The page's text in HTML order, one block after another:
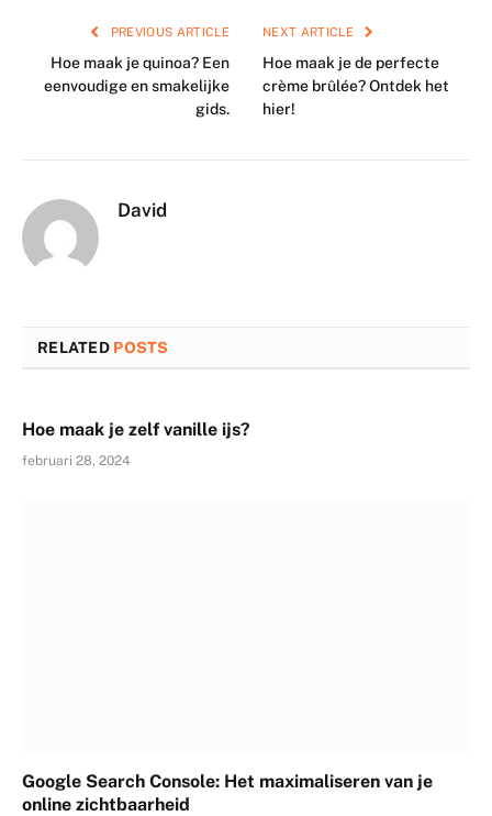
PREVIOUS ARTICLE
Hoe maak je quinoa? Een
eenvoudige en smakelijke
gids.
NEXT ARTICLE
Hoe maak je de perfecte
crème brûlée? Ontdek het
hier!
David
RELATED POSTS
Hoe maak je zelf vanille ijs?
februari 28, 2024
Google Search Console: Het maximaliseren van je
online zichtbaarheid